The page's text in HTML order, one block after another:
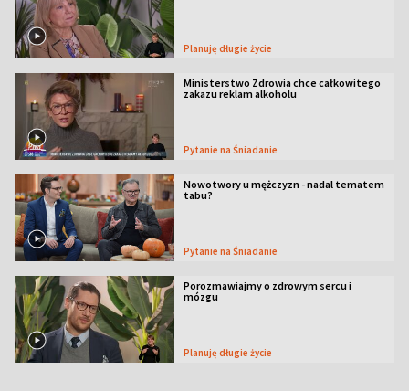
Planuję długie życie
Ministerstwo Zdrowia chce całkowitego
zakazu reklam alkoholu
Pytanie na Śniadanie
Nowotwory u mężczyzn - nadal tematem
tabu?
Pytanie na Śniadanie
Porozmawiajmy o zdrowym sercu i
mózgu
Planuję długie życie